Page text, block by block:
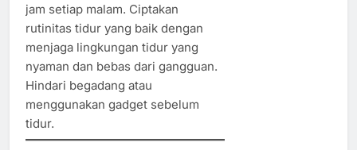
jam setiap malam. Ciptakan
rutinitas tidur yang baik dengan
menjaga lingkungan tidur yang
nyaman dan bebas dari gangguan.
Hindari begadang atau
menggunakan gadget sebelum
tidur.